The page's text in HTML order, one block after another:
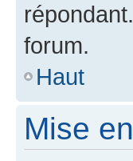
forum.
Haut
Mise